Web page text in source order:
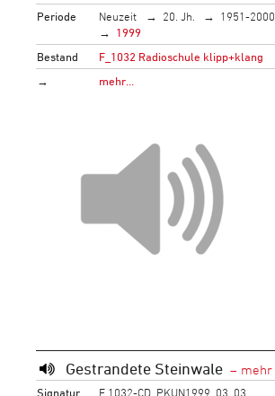
Periode
Neuzeit 20. Jh. 1951-2000
1999
Bestand
F_1032 Radioschule klipp+klang
→
mehr…
Gestrandete Steinwale
Signatur
F 1032-CD_PKUN1999_03_03